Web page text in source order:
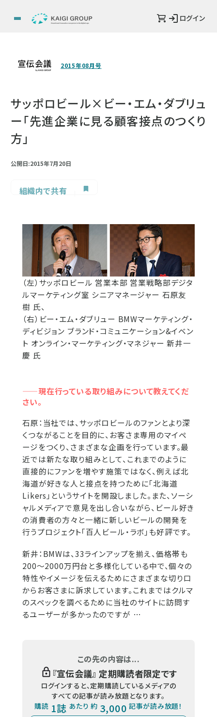
ログイン
2015年08月号
サッポロビール×ビー・エム・ダブリュ
ー「先進企業に見る顧客接点のつくり
方」
公開日:2015年7月20日
組織内で共有
（左）サッポロビール 営業本部 営業戦略部デジタ
ルマーケティング室 シニアマネージャー 石原友
樹 氏、
（右）ビー・エム・ダブリュー BMWマーケティング・
ディビジョン ブランド・コミュニケーション&イベン
ト オンライン・マーケティング・マネジャー 新井一
慶 氏
——現在行っている取り組みについて教えてくだ
さい。
石原： 当社では、サッポロビールのファンとより深
くつながることを目的に、お客さま専用のマイペ
ージをつくり、さまざまな企画を行っています。最
近では新たな取り組みとして、これまでのように
直接的にファンを増やす施策ではなく、例えば北
海道が好きな人と接点を持つために「北海道
Likers」というサイトを開設しました。また、ソーシ
ャルメディアで意見を出し合いながら、ビール好き
の消費者の方々と一緒に新しいビールの開発を
行うプロジェクト「百人ビール・ラボ」も好評です。
新井： BMWは、33ラインアップを揃え、価格帯も
200～2000万円台と多様化している中で、個々の
特性やイメージを伝えるためにさまざまな切り口
からお客さまに訴求しています。これまではクルマ
のスペックを調べるために当社のサイトに訪問す
るユーザーが多かったのですが …
この先の内容は...
『宣伝会議』 定期購読者限定です
ログインすると、定期購読しているメディアの
すべての記事が読み放題となります。
購読 1誌 あたり 約 3,000 記事が読み放題！